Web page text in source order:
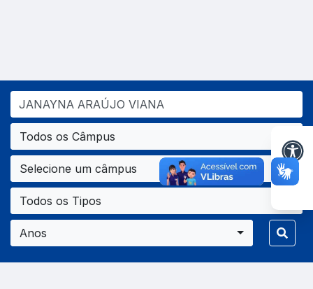
Todos os Câmpus
Selecione um câmpus
Todos os Tipos
Anos